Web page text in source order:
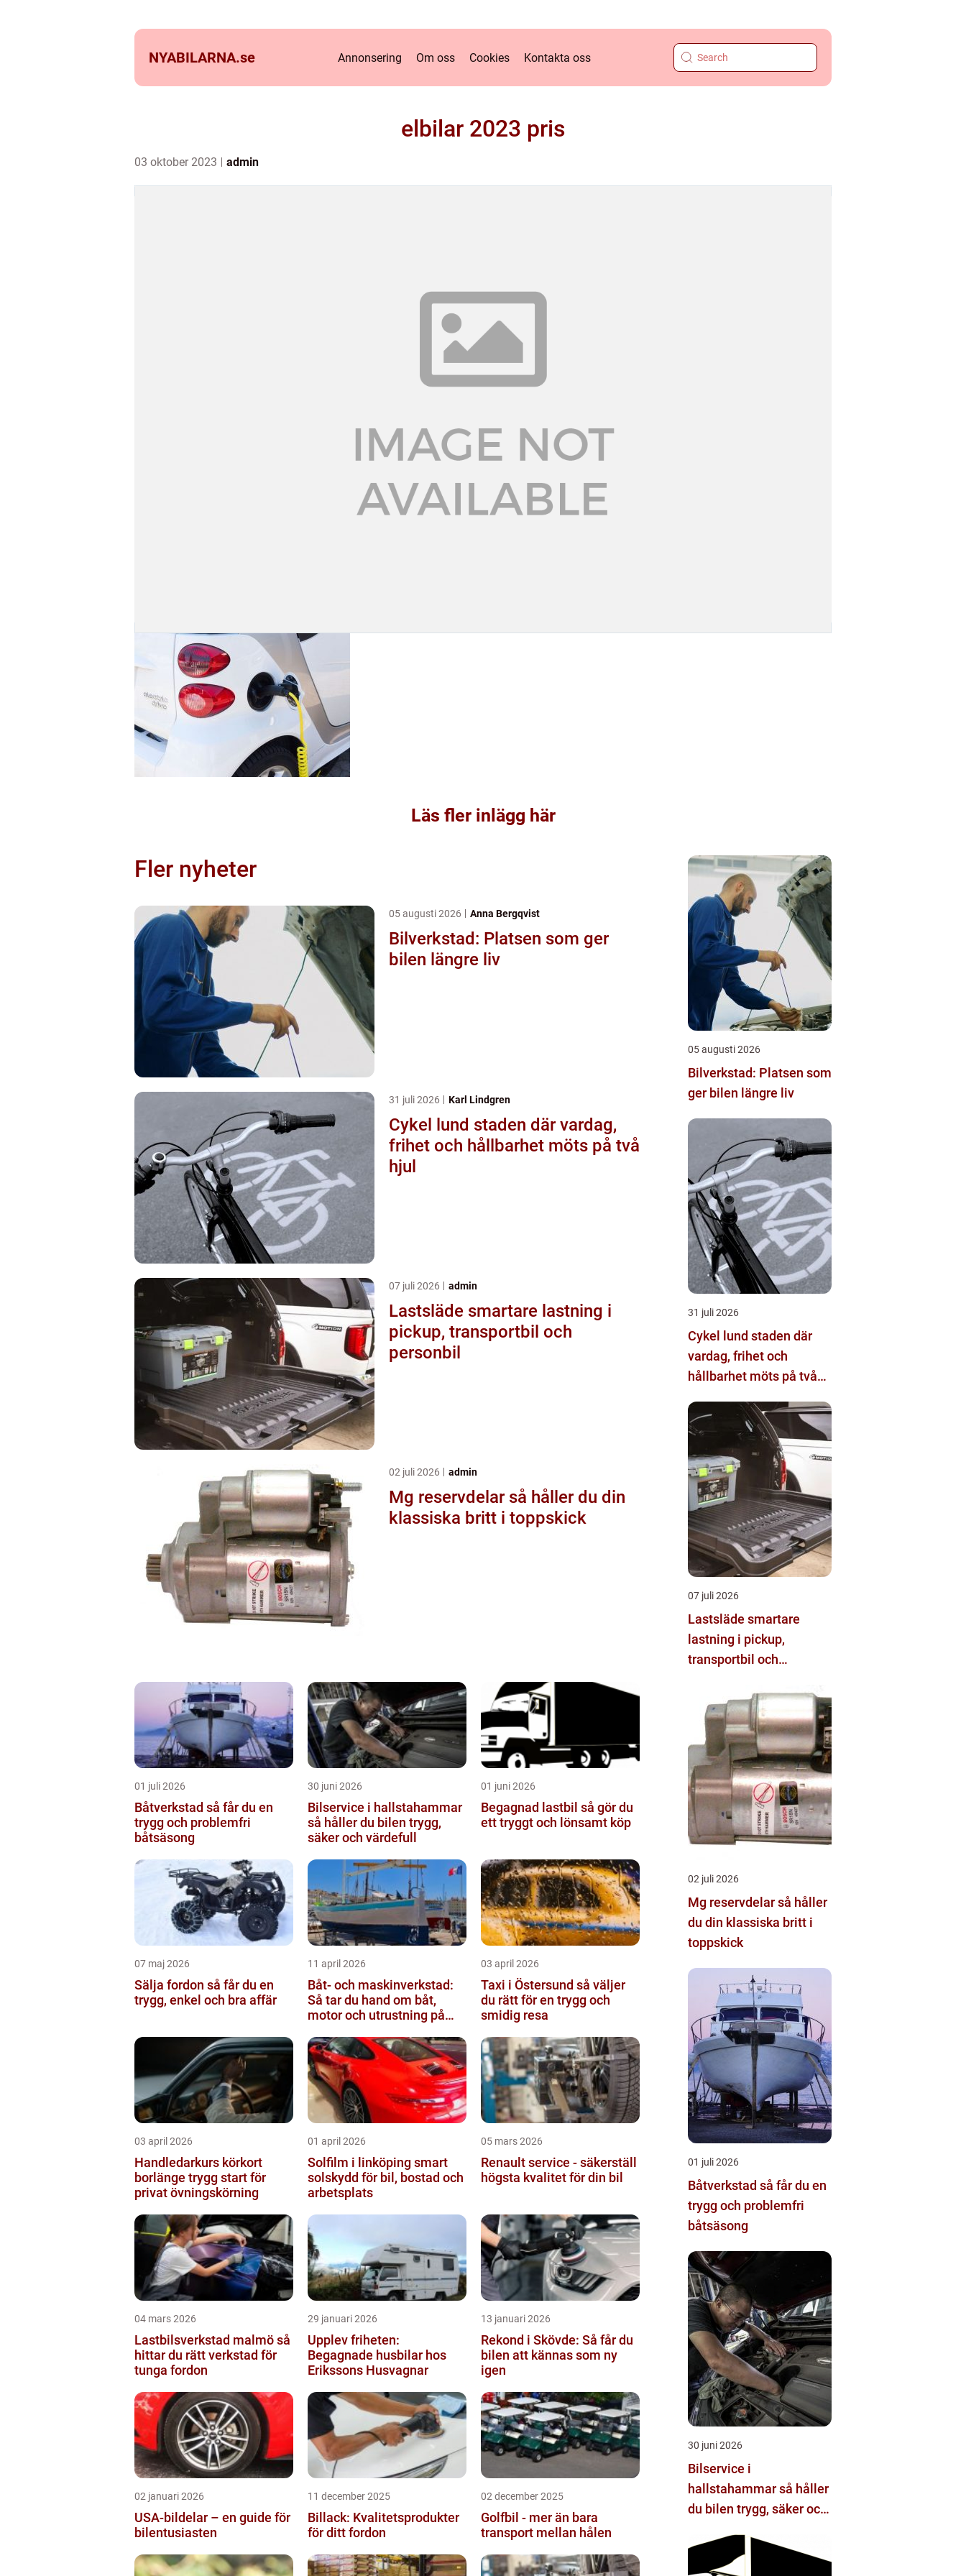
NYABILARNA.se Annonsering Om oss Cookies Kontakta oss
elbilar 2023 pris
03 oktober 2023 admin
Läs fler inlägg här
Fler nyheter
05 augusti 2026 Anna Bergqvist
Bilverkstad: Platsen som ger
bilen längre liv
31 juli 2026 Karl Lindgren
Cykel lund staden där vardag,
frihet och hållbarhet möts på två
hjul
07 juli 2026 admin
Lastsläde smartare lastning i
pickup, transportbil och
personbil
02 juli 2026 admin
Mg reservdelar så håller du din
klassiska britt i toppskick
01 juli 2026
Båtverkstad så får du en
trygg och problemfri
båtsäsong
30 juni 2026
Bilservice i hallstahammar
så håller du bilen trygg,
säker och värdefull
01 juni 2026
Begagnad lastbil så gör du
ett tryggt och lönsamt köp
07 maj 2026
Sälja fordon så får du en
trygg, enkel och bra affär
11 april 2026
Båt- och maskinverkstad:
Så tar du hand om båt,
motor och utrustning på
03 april 2026
Taxi i Östersund så väljer
du rätt för en trygg och
smidig resa
03 april 2026
Handledarkurs körkort
borlänge trygg start för
privat övningskörning
01 april 2026
Solfilm i linköping smart
solskydd för bil, bostad och
arbetsplats
05 mars 2026
Renault service - säkerställ
högsta kvalitet för din bil
04 mars 2026
Lastbilsverkstad malmö så
hittar du rätt verkstad för
tunga fordon
29 januari 2026
Upplev friheten:
Begagnade husbilar hos
Erikssons Husvagnar
13 januari 2026
Rekond i Skövde: Så får du
bilen att kännas som ny
igen
02 januari 2026
USA-bildelar – en guide för
bilentusiasten
11 december 2025
Billack: Kvalitetsprodukter
för ditt fordon
02 december 2025
Golfbil - mer än bara
transport mellan hålen
05 augusti 2026
Bilverkstad: Platsen som
ger bilen längre liv
31 juli 2026
Cykel lund staden där
vardag, frihet och
hållbarhet möts på två
07 juli 2026
Lastsläde smartare
lastning i pickup,
transportbil och
02 juli 2026
Mg reservdelar så håller
du din klassiska britt i
toppskick
01 juli 2026
Båtverkstad så får du en
trygg och problemfri
båtsäsong
30 juni 2026
Bilservice i
hallstahammar så håller
du bilen trygg, säker och